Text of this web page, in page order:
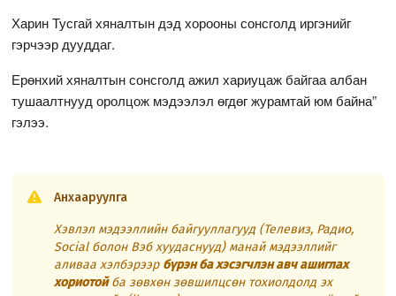
Харин Тусгай хяналтын дэд хорооны сонсголд иргэнийг
гэрчээр дууддаг.
Ерөнхий хяналтын сонсголд ажил хариуцаж байгаа албан
тушаалтнууд оролцож мэдээлэл өгдөг журамтай юм байна”
гэлээ.
Анхааруулга
Хэвлэл мэдээллийн байгууллагууд (Телевиз, Радио,
Social болон Вэб хуудаснууд) манай мэдээллийг
аливаа хэлбэрээр бүрэн ба хэсэгчлэн авч ашиглах
хориотойба зөвхөн зөвшилцсөн тохиолдолд эх